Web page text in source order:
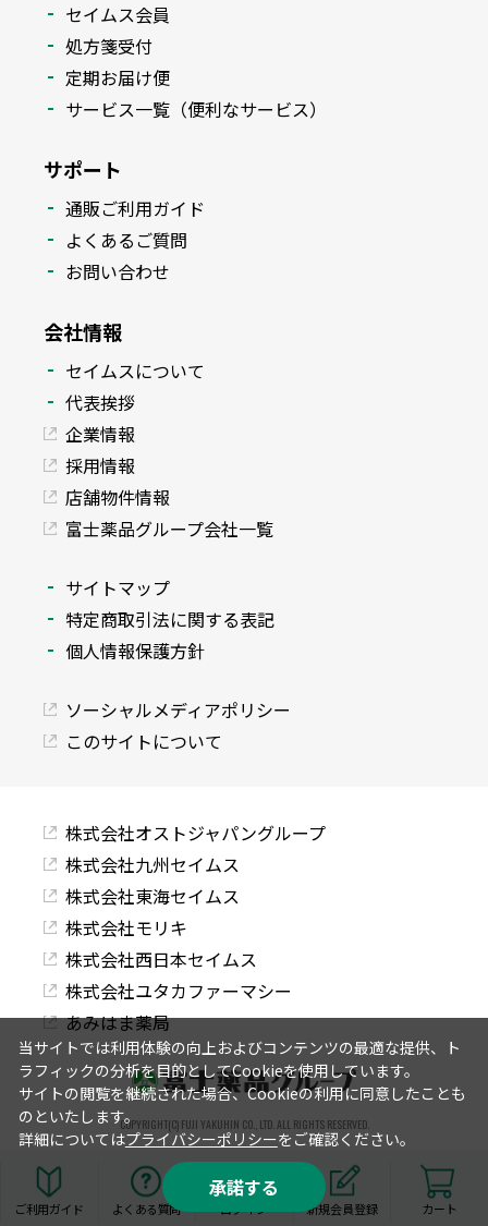
ご利用ガイド よくある質問 ログイン 新規会員登録 カート
セイムス会員
処方箋受付
定期お届け便
サービス一覧（便利なサービス）
サポート
通販ご利用ガイド
よくあるご質問
お問い合わせ
会社情報
セイムスについて
代表挨拶
企業情報
採用情報
店舗物件情報
富士薬品グループ会社一覧
サイトマップ
特定商取引法に関する表記
個人情報保護方針
ソーシャルメディアポリシー
このサイトについて
株式会社オストジャパングループ
株式会社九州セイムス
株式会社東海セイムス
株式会社モリキ
株式会社西日本セイムス
株式会社ユタカファーマシー
あみはま薬局
COPYRIGHT(C) FUJI YAKUHIN CO., LTD. ALL RIGHTS RESERVED.
当サイトでは利用体験の向上およびコンテンツの最適な提供、ト
ラフィックの分析を目的としてCookieを使用しています。
サイトの閲覧を継続された場合、Cookieの利用に同意したことも
のといたします。
詳細についてはプライバシーポリシーをご確認ください。
承諾する